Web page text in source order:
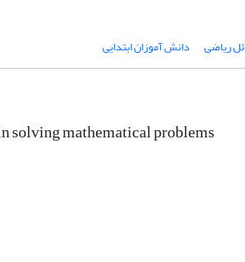
ریاضی دانش آموزان ابتدایی
solving mathematical problems